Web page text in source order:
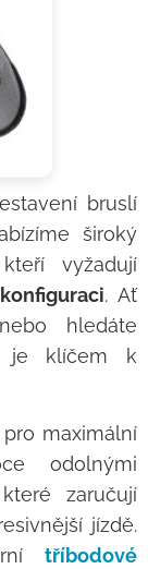
bruslí
široký
vyžadují
. Ať
hledáte
je klíčem k
pro maximální
odolnými
zaručují
jízdě.
tříbodové